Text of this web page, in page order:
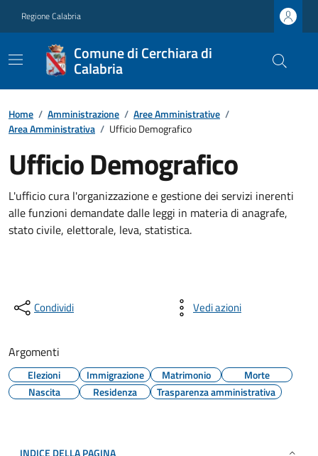
Regione Calabria
Comune di Cerchiara di
Calabria
Home / Amministrazione / Aree Amministrative /
Area Amministrativa / Ufficio Demografico
Ufficio Demografico
L'ufficio cura l'organizzazione e gestione dei servizi inerenti
alle funzioni demandate dalle leggi in materia di anagrafe,
stato civile, elettorale, leva, statistica.
Condividi Vedi azioni
Argomenti
Elezioni Immigrazione Matrimonio
Morte
Nascita
Residenza Trasparenza amministrativa
INDICE DELLA PAGINA